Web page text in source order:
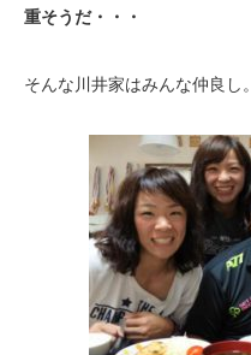
重そうだ・・・
そんな川井家はみんな仲良し。